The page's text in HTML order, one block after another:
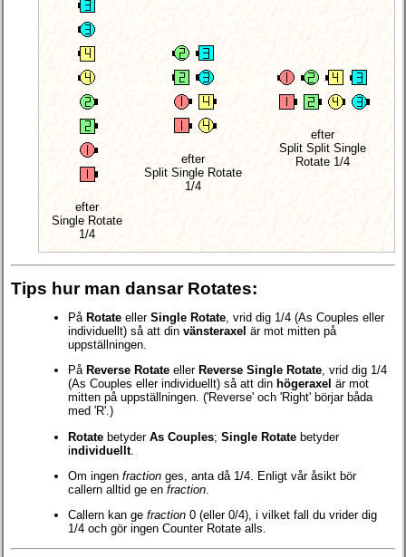
efter
Single Rotate
1/4
efter
Split Single Rotate
1/4
efter
Split Split Single
Rotate 1/4
Tips hur man dansar Rotates:
På Rotate eller Single Rotate, vrid dig 1/4 (As Couples eller
individuellt) så att din vänsteraxel är mot mitten på
uppställningen.
På Reverse Rotate eller Reverse Single Rotate, vrid dig 1/4
(As Couples eller individuellt) så att din högeraxel är mot
mitten på uppställningen. ('Reverse' och 'Right' börjar båda
med 'R'.)
Rotate betyder As Couples; Single Rotate betyder
individuellt.
Om ingen fraction ges, anta då 1/4. Enligt vår åsikt bör
callern alltid ge en fraction.
Callern kan ge fraction 0 (eller 0/4), i vilket fall du vrider dig
1/4 och gör ingen Counter Rotate alls.